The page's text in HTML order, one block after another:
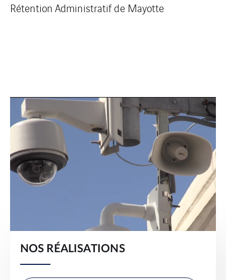
Rétention Administratif de Mayotte
NOS RÉALISATIONS